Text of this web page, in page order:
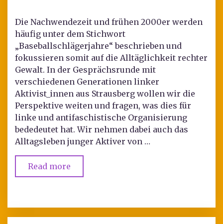
Die Nachwendezeit und frühen 2000er werden
häufig unter dem Stichwort
„Baseballschlägerjahre“ beschrieben und
fokussieren somit auf die Alltäglichkeit rechter
Gewalt. In der Gesprächsrunde mit
verschiedenen Generationen linker
Aktivist_innen aus Strausberg wollen wir die
Perspektive weiten und fragen, was dies für
linke und antifaschistische Organisierung
bededeutet hat. Wir nehmen dabei auch das
Alltagsleben junger Aktiver von …
Read more